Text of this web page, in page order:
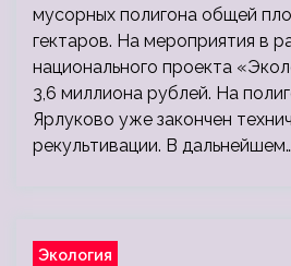
мусорных полигона общей
гектаров. На мероприятия в
национального проекта
3,6 миллиона рублей. На
Ярлуково уже закончен
рекультивации. В дальнейшем…
Экология